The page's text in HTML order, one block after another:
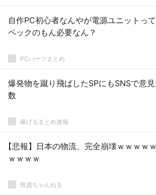
自作PC初心者なんやが電源ユニットっ
ペックのもん必要なん？
PCパーツまとめ
爆発物を蹴り飛ばしたSPにもSNSで意
数
稼げるまとめ速報
【悲報】日本の物流、完全崩壊ｗｗｗｗ
ｗｗｗｗ
投資ちゃんねる